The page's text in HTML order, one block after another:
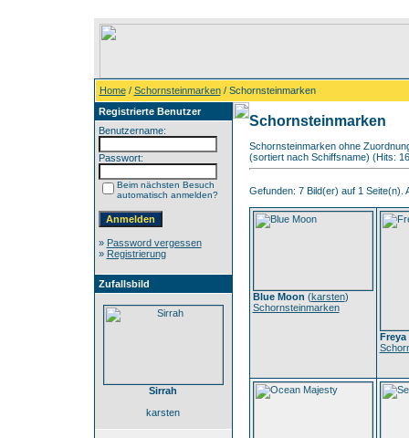
Home/ Schornsteinmarken/ Schornsteinmarken
Registrierte Benutzer
Benutzername:
Passwort:
Beim nächsten Besuch
automatisch anmelden?
» Password vergessen
» Registrierung
Zufallsbild
Sirrah
karsten
Schornsteinmarken
Schornsteinmarken ohne
(sortiert nach Schiffsname) (Hits:
Gefunden: 7 Bild(er) auf 1 Seite(n).
Blue Moon (karsten)
Schornsteinmarken
Freya